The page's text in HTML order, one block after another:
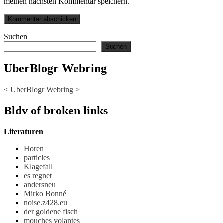
Suchen
Suchen
UberBlogr Webring
< UberBlogr Webring >
Bldv of broken links
Literaturen
Horen
particles
Klagefall
es regnet
andersneu
Mirko Bonné
noise.z428.eu
der goldene fisch
mouches volantes